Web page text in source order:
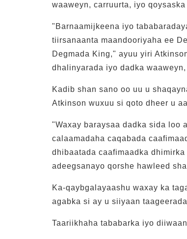
waaweyn, carruurta, iyo
"Barnaamijkeena iyo
tiirsanaanta maandooriyaha ee
Degmada King," ayuu yiri
dhalinyarada iyo dadka
Kadib shan sano oo uu u
Atkinson wuxuu si qoto dheer u
"Waxay baraysaa dadka sida loo
calaamadaha caqabada
dhibaatada caafimaadka
adeegsanayo qorshe hawleed
Ka-qaybgalayaashu waxay ka
agabka si ay u siiyaan
Taariikhaha tababarka iyo